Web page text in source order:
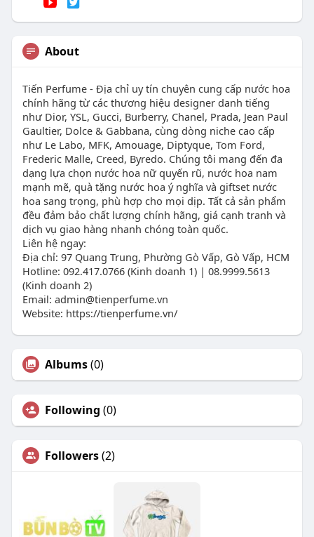
About
Tiến Perfume - Địa chỉ uy tín chuyên cung cấp nước hoa
chính hãng từ các thương hiệu designer danh tiếng
như Dior, YSL, Gucci, Burberry, Chanel, Prada, Jean Paul
Gaultier, Dolce & Gabbana, cùng dòng niche cao cấp
như Le Labo, MFK, Amouage, Diptyque, Tom Ford,
Frederic Malle, Creed, Byredo. Chúng tôi mang đến đa
dạng lựa chọn nước hoa nữ quyến rũ, nước hoa nam
mạnh mẽ, quà tặng nước hoa ý nghĩa và giftset nước
hoa sang trọng, phù hợp cho mọi dịp. Tất cả sản phẩm
đều đảm bảo chất lượng chính hãng, giá cạnh tranh và
dịch vụ giao hàng nhanh chóng toàn quốc.
Liên hệ ngay:
Địa chỉ: 97 Quang Trung, Phường Gò Vấp, Gò Vấp, HCM
Hotline: 092.417.0766 (Kinh doanh 1) | 08.9999.5613
(Kinh doanh 2)
Email: admin@tienperfume.vn
Website: https://tienperfume.vn/
Albums(0)
Following (0)
Followers(2)